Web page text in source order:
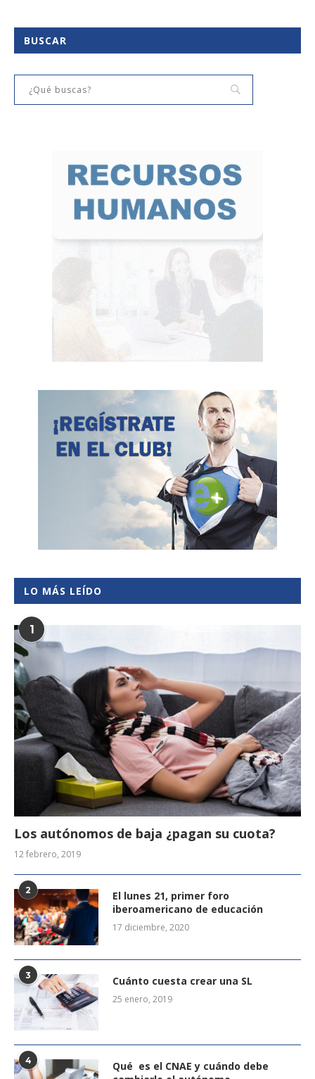
BUSCAR
LO MÁS LEÍDO
1
Los autónomos de baja ¿pagan su cuota?
12 febrero, 2019
2
El lunes 21, primer foro
iberoamericano de educación
17 diciembre, 2020
3 Cuánto cuesta crear una SL
25 enero, 2019
4
Qué es el CNAE y cuándo debe